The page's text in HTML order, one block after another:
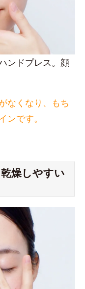
ンドプレス。顔
なくなり、もち
ンです。
燥しやすい